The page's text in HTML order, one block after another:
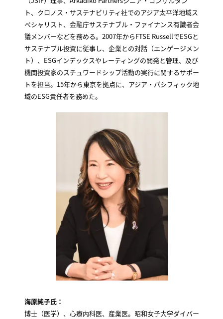
ト、クロノス・サステナビリティ社でのアジア太平洋地域ス
ペシャリスト、金融庁サステナブル・ファイナンス有識者会
議メンバーなどを務める。2007年からFTSE RussellでESGと
サステナブル投資に従事し、企業との対話（エンゲージメン
ト）、ESGインデックスやレーティングの開発と管理、及び
機関投資家のスチュワードシップ活動の実行に関するサポー
トを担当。15年から東京を拠点に、アジア・パシフィック地
域のESG責任者を務めた。
海原純子氏：
博士（医学）、心療内科医、産業医。昭和女子大学ダイバー